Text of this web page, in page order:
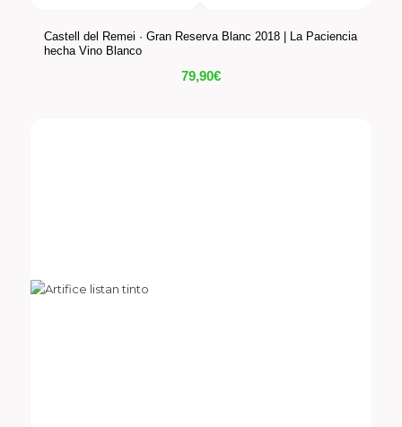
Castell del Remei · Gran Reserva Blanc 2018 | La Paciencia
hecha Vino Blanco
79,90€